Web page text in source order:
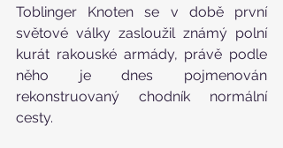
Toblinger Knoten se v době první
světové války zasloužil známý polní
kurát rakouské armády, právě podle
něho je dnes pojmenován
rekonstruovaný chodník normální
cesty.